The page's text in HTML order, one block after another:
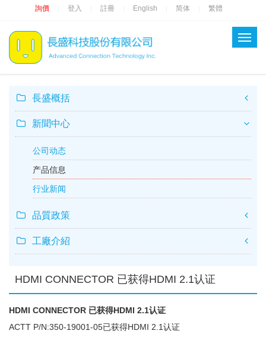
詢價 登入 註冊 English 简体 繁體
長盛概括
新聞中心
公司动态
产品信息
行业新闻
品質政策
工廠介紹
HDMI CONNECTOR 已获得HDMI 2.1认证
HDMI CONNECTOR 已获得HDMI 2.1认证
ACTT P/N:350-19001-05已获得HDMI 2.1认证